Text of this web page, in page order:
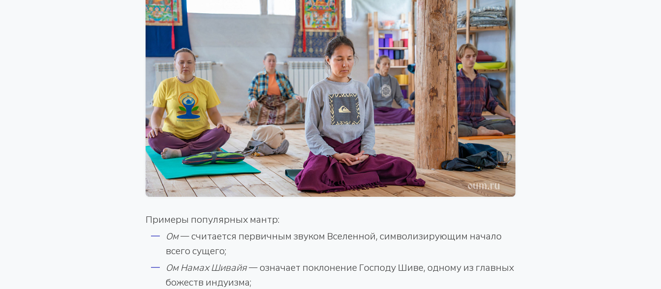
Примеры популярных мантр:
Ом— считается первичным звуком Вселенной, символизирующим начало
всего сущего;
Ом Намах Шивайя— означает поклонение Господу Шиве, одному из главных
божеств индуизма;